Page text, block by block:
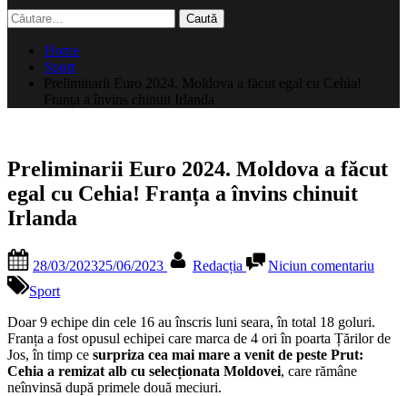
Caută
după:
Home
Sport
Preliminarii Euro 2024. Moldova a făcut egal cu Cehia!
Franța a învins chinuit Irlanda
Preliminarii Euro 2024. Moldova a făcut
egal cu Cehia! Franța a învins chinuit
Irlanda
on
28/03/202325/06/2023 Redacția Niciun comentariu
a
Sport
Doar 9 echipe din cele 16 au înscris luni seara, în total 18 goluri.
Franța a fost opusul echipei care marca de 4 ori în poarta Țărilor de
Jos, în timp ce surpriza cea mai mare a venit de peste Prut:
Cehia a remizat alb cu selecționata Moldovei, care rămâne
neînvinsă după primele două meciuri.